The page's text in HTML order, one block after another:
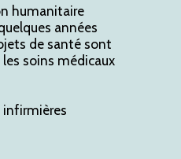
humanitaire
années
de santé sont
soins médicaux